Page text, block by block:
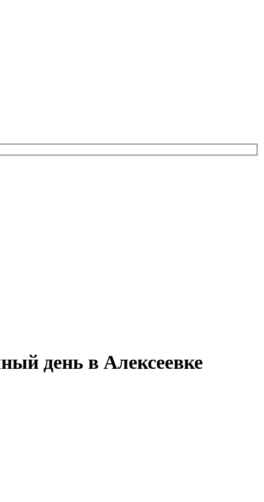
день в Алексеевке